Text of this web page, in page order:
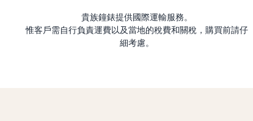
貴族鐘錶提供國際運輸服務。
惟客戶需自行負責運費以及當地的稅費和關稅，購買前請仔
細考慮。